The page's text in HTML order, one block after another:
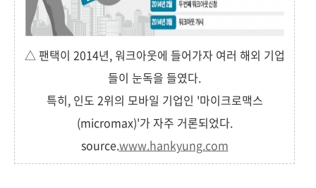
△ 팬택이 2014년, 워크아웃에 들어가자 여러 해외 기업
들이 눈독을 들였다.
특히, 인도 2위의 모바일 기업인 '마이크로맥스
(micromax)'가 자주 거론되었다.
source.www.hankyung.com